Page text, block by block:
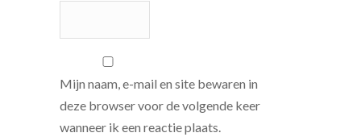
Mijn naam, e-mail en site bewaren in
deze browser voor de volgende keer
wanneer ik een reactie plaats.